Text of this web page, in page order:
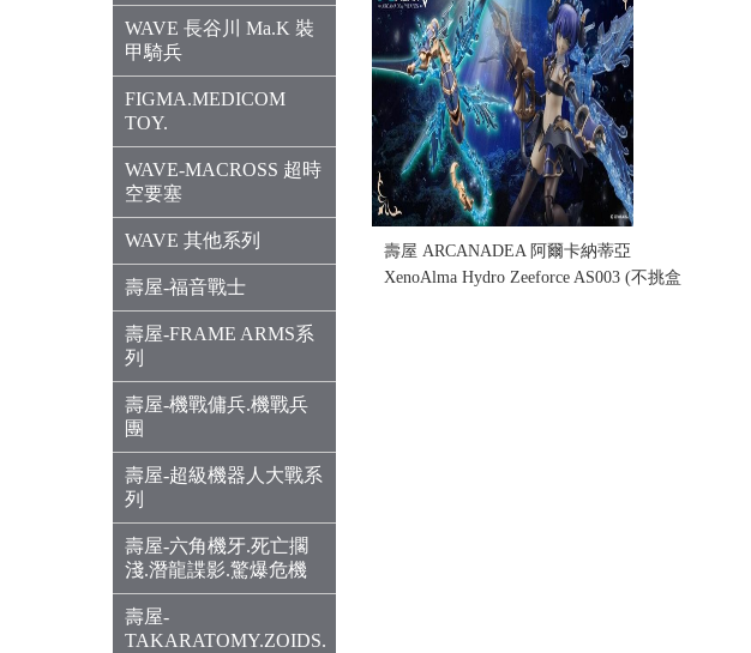
WAVE 長谷川 Ma.K 裝
甲騎兵
FIGMA.MEDICOM
TOY.
WAVE-MACROSS 超時
空要塞
WAVE 其他系列
壽屋-福音戰士
壽屋-FRAME ARMS系
列
壽屋-機戰傭兵.機戰兵
團
壽屋-超級機器人大戰系
列
壽屋-六角機牙.死亡擱
淺.潛龍諜影.驚爆危機
壽屋-
TAKARATOMY.ZOIDS.
壽屋 ARCANADEA 阿爾卡納蒂亞
XenoAlma Hydro Zeeforce AS003 (不挑盒